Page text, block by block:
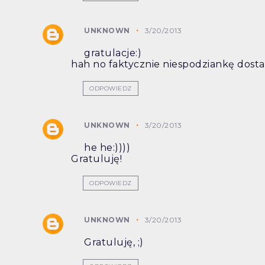
UNKNOWN 3/20/2013
gratulacje:)
hah no faktycznie niespodziankę
ODPOWIEDZ
UNKNOWN 3/20/2013
he he:))))
Gratuluję!
ODPOWIEDZ
UNKNOWN 3/20/2013
Gratuluję, ;)